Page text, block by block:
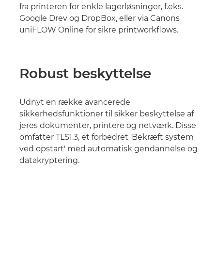
fra printeren for enkle lagerløsninger, f.eks.
Google Drev og DropBox, eller via Canons
uniFLOW Online for sikre printworkflows.
Robust beskyttelse
Udnyt en række avancerede
sikkerhedsfunktioner til sikker beskyttelse af
jeres dokumenter, printere og netværk. Disse
omfatter TLS1.3, et forbedret 'Bekræft system
ved opstart' med automatisk gendannelse og
datakryptering.